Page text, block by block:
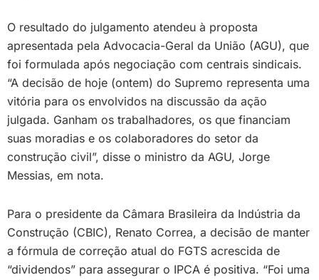
O resultado do julgamento atendeu à proposta
apresentada pela Advocacia-Geral da União (AGU), que
foi formulada após negociação com centrais sindicais.
“A decisão de hoje (ontem) do Supremo representa uma
vitória para os envolvidos na discussão da ação
julgada. Ganham os trabalhadores, os que financiam
suas moradias e os colaboradores do setor da
construção civil”, disse o ministro da AGU, Jorge
Messias, em nota.
Para o presidente da Câmara Brasileira da Indústria da
Construção (CBIC), Renato Correa, a decisão de manter
a fórmula de correção atual do FGTS acrescida de
“dividendos” para assegurar o IPCA é positiva. “Foi uma